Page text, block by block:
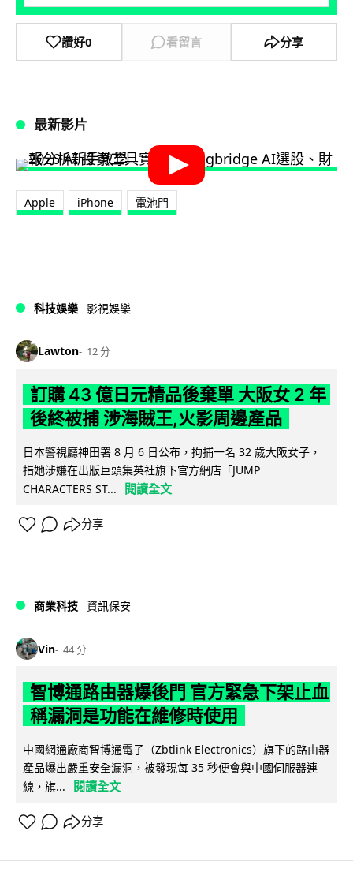
讚好0 看留言 分享
最新影片
Apple iPhone 電池門
科技娛樂 影視娛樂
Lawton 12 分
訂購 43 億日元精品後棄單 大阪女 2 年
後終被捕 涉海賊王,火影周邊產品
日本警視廳神田署 8 月 6 日公布，拘捕一名 32 歲大阪女子，
指她涉嫌在出版巨頭集英社旗下官方網店「JUMP
CHARACTERS ST...
閱讀全文
分享
商業科技 資訊保安
Vin 44 分
智博通路由器爆後門 官方緊急下架止血
稱漏洞是功能在維修時使用
中國網通廠商智博通電子（Zbtlink Electronics）旗下的路由器
產品爆出嚴重安全漏洞，被發現每 35 秒便會與中國伺服器連
線，旗...
閱讀全文
分享